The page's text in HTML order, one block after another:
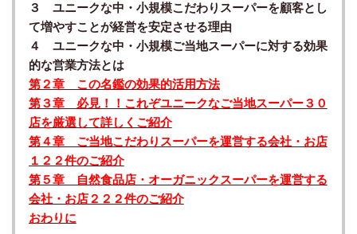
３ ユニークな中・小規模こだわりスーパーを顧客とし
て増やすことが経営を安定させる理由
４ ユニークな中・小規模ご当地スーパーに対する効果
的な営業方法とは
第２章 この名鑑の効果的活用方法
第３章 必見！！これぞユニークなご当地スーパー３０
店を厳選して詳しくご紹介
第４章 ご当地こだわりスーパーを運営する会社・お店
１２２件のご紹介
第５章 自然食品店・オーガニックスーパーを運営する
会社・お店２２２件のご紹介
おわりに